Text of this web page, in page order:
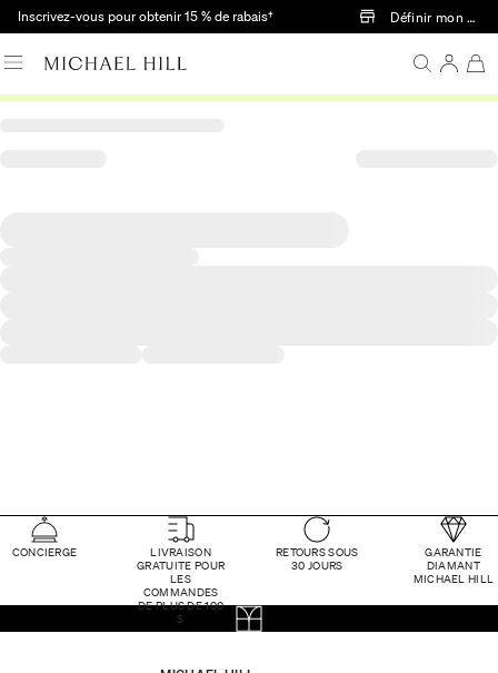
Passer au contenu principal
Inscrivez-vous pour obtenir 15 % de rabais† Définir mon
CONCIERGE
LIVRAISON
GRATUITE POUR
LES
COMMANDES
DE PLUS DE 100
$
RETOURS SOUS
30 JOURS
GARANTIE
DIAMANT
MICHAEL HILL